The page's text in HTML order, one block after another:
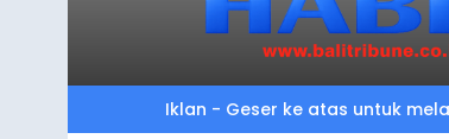
Iklan - Geser ke atas untuk